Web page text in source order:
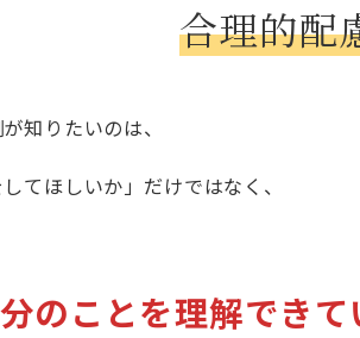
合理的配
知りたいのは、
してほしいか」だけではなく、
のことを理解できて